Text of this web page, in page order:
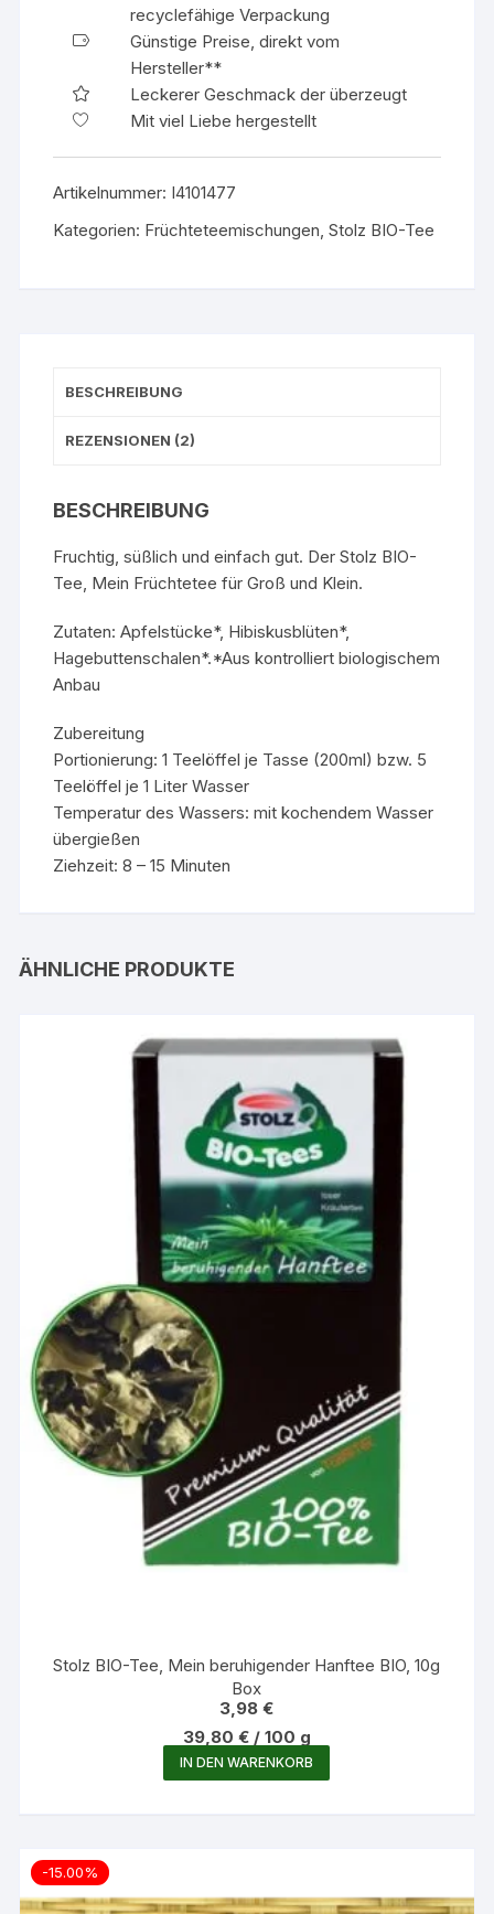
recyclefähige Verpackung
Günstige Preise, direkt vom
Hersteller**
Leckerer Geschmack der überzeugt
Mit viel Liebe hergestellt
Artikelnummer: I4101477
Kategorien: Früchteteemischungen,Stolz BIO-Tee
BESCHREIBUNG
REZENSIONEN (2)
BESCHREIBUNG
Fruchtig, süßlich und einfach gut. Der Stolz BIO-
Tee, Mein Früchtetee für Groß und Klein.
Zutaten: Apfelstücke*, Hibiskusblüten*,
Hagebuttenschalen*.*Aus kontrolliert biologischem
Anbau
Zubereitung
Portionierung: 1 Teelöffel je Tasse (200ml) bzw. 5
Teelöffel je 1 Liter Wasser
Temperatur des Wassers: mit kochendem Wasser
übergießen
Ziehzeit: 8 – 15 Minuten
ÄHNLICHE PRODUKTE
Stolz BIO-Tee, Mein beruhigender Hanftee BIO, 10g
Box
3,98€
39,80 €/ 100 g
IN DEN WARENKORB
-15.00%